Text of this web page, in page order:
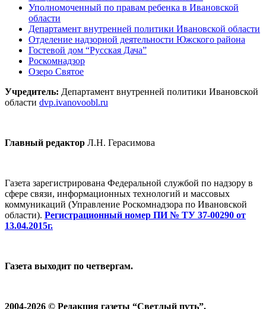
Уполномоченный по правам ребенка в Ивановской
области
Департамент внутренней политики Ивановской области
Отделение надзорной деятельности Южского района
Гостевой дом “Русская Дача”
Роскомнадзор
Озеро Святое
Учредитель: Департамент внутренней политики Ивановской
области dvp.ivanovoobl.ru
Главный редактор Л.Н. Герасимова
Газета зарегистрирована Федеральной службой по надзору в
сфере связи, информационных технологий и массовых
коммуникаций (Управление Роскомнадзора по Ивановской
области). Регистрационный номер ПИ № ТУ 37-00290 от
13.04.2015г.
Газета выходит по четвергам.
2004-2026 © Редакция газеты “Светлый путь”.